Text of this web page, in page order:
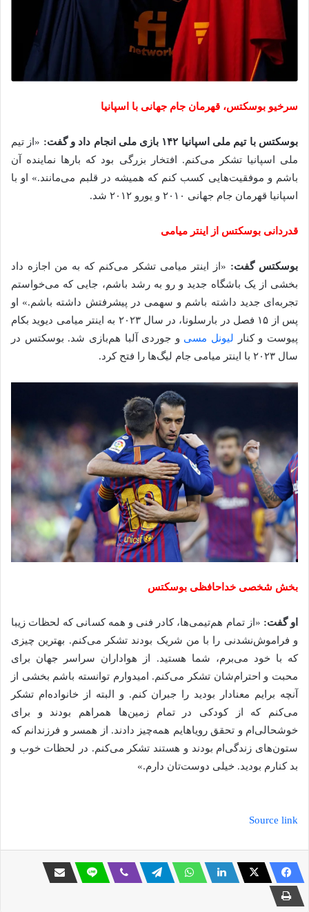
سرخیو بوسکتس، قهرمان جام جهانی با اسپانیا
بوسکتس با تیم ملی اسپانیا ۱۴۲ بازی ملی انجام داد و گفت:
«از تیم
ملی اسپانیا تشکر می‌کنم. افتخار بزرگی بود که بارها نماینده آن
باشم و موفقیت‌هایی کسب کنم که همیشه در قلبم می‌مانند.» او با
اسپانیا قهرمان جام جهانی ۲۰۱۰ و یورو ۲۰۱۲ شد.
قدردانی بوسکتس از اینتر میامی
بوسکتس گفت: «از اینتر میامی تشکر می‌کنم که به من اجازه داد
بخشی از یک باشگاه جدید و رو به رشد باشم، جایی که می‌خواستم
تجربه‌ای جدید داشته باشم و سهمی در پیشرفتش داشته باشم.» او
پس از ۱۵ فصل در بارسلونا، در سال ۲۰۲۳ به اینتر میامی دیوید بکام
پیوست و کنار لیونل مسی و جوردی آلبا هم‌بازی شد. بوسکتس در
سال ۲۰۲۳ با اینتر میامی جام لیگ‌ها را فتح کرد.
بخش شخصی خداحافظی بوسکتس
او گفت: «از تمام هم‌تیمی‌ها، کادر فنی و همه کسانی که لحظات زیبا
و فراموش‌نشدنی را با من شریک بودند تشکر می‌کنم. بهترین چیزی
که با خود می‌برم، شما هستید. از هواداران سراسر جهان برای
محبت و احترام‌شان تشکر می‌کنم. امیدوارم توانسته باشم بخشی از
آنچه برایم معنادار بودید را جبران کنم. و البته از خانواده‌ام تشکر
می‌کنم که از کودکی در تمام زمین‌ها همراهم بودند و برای
خوشحالی‌ام و تحقق رویاهایم همه‌چیز دادند. از همسر و فرزندانم که
ستون‌های زندگی‌ام بودند و هستند تشکر می‌کنم. در لحظات خوب و
بد کنارم بودید. خیلی دوست‌تان دارم.»
Source link